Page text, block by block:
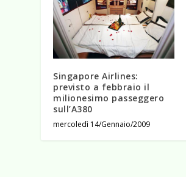
Singapore Airlines:
previsto a febbraio il
milionesimo passeggero
sull’A380
mercoledì 14/Gennaio/2009